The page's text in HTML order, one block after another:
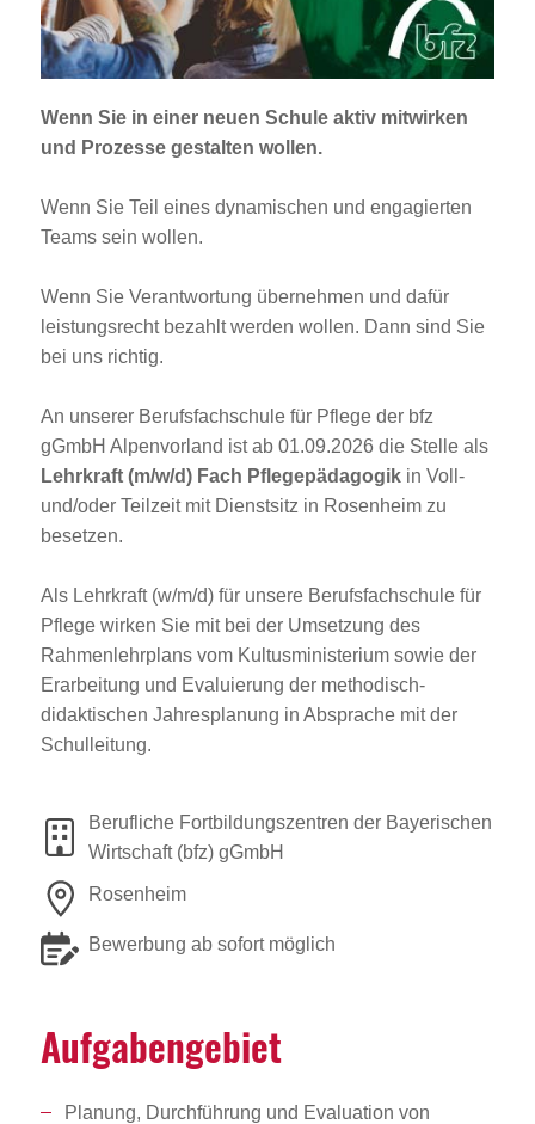
Jobportal
Presse und Medien
bbw e. V.
Karriere
Presse
News Archiv
Wenn Sie in einer neuen Schule aktiv mitwirken
und Prozesse gestalten wollen.
Wenn Sie Teil eines dynamischen und engagierten
Teams sein wollen.
Wenn Sie Verantwortung übernehmen und dafür
leistungsrecht bezahlt werden wollen. Dann sind Sie
bei uns richtig.
An unserer Berufsfachschule für Pflege der bfz
gGmbH Alpenvorland ist ab 01.09.2026 die Stelle als
Lehrkraft (m/w/d) Fach Pflegepädagogik in Voll-
und/oder Teilzeit mit Dienstsitz in Rosenheim zu
besetzen.
Als Lehrkraft (w/m/d) für unsere Berufsfachschule für
Pflege wirken Sie mit bei der Umsetzung des
Rahmenlehrplans vom Kultusministerium sowie der
Erarbeitung und Evaluierung der methodisch-
didaktischen Jahresplanung in Absprache mit der
Schulleitung.
Berufliche Fortbildungszentren der Bayerischen
Wirtschaft (bfz) gGmbH
Rosenheim
Bewerbung ab sofort möglich
Aufga­ben­ge­biet
Planung, Durchführung und Evaluation von